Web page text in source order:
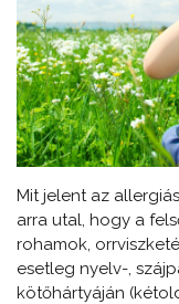
Mit jelent az
arra utal, hogy a
rohamok,
esetleg nyelv-,
kötőhártyáján